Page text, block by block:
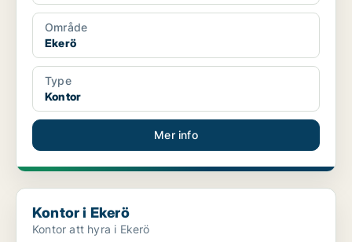
Område
Ekerö
Type
Kontor
Mer info
Kontor i Ekerö
Kontor i Ekerö
Kontor att hyra i Ekerö